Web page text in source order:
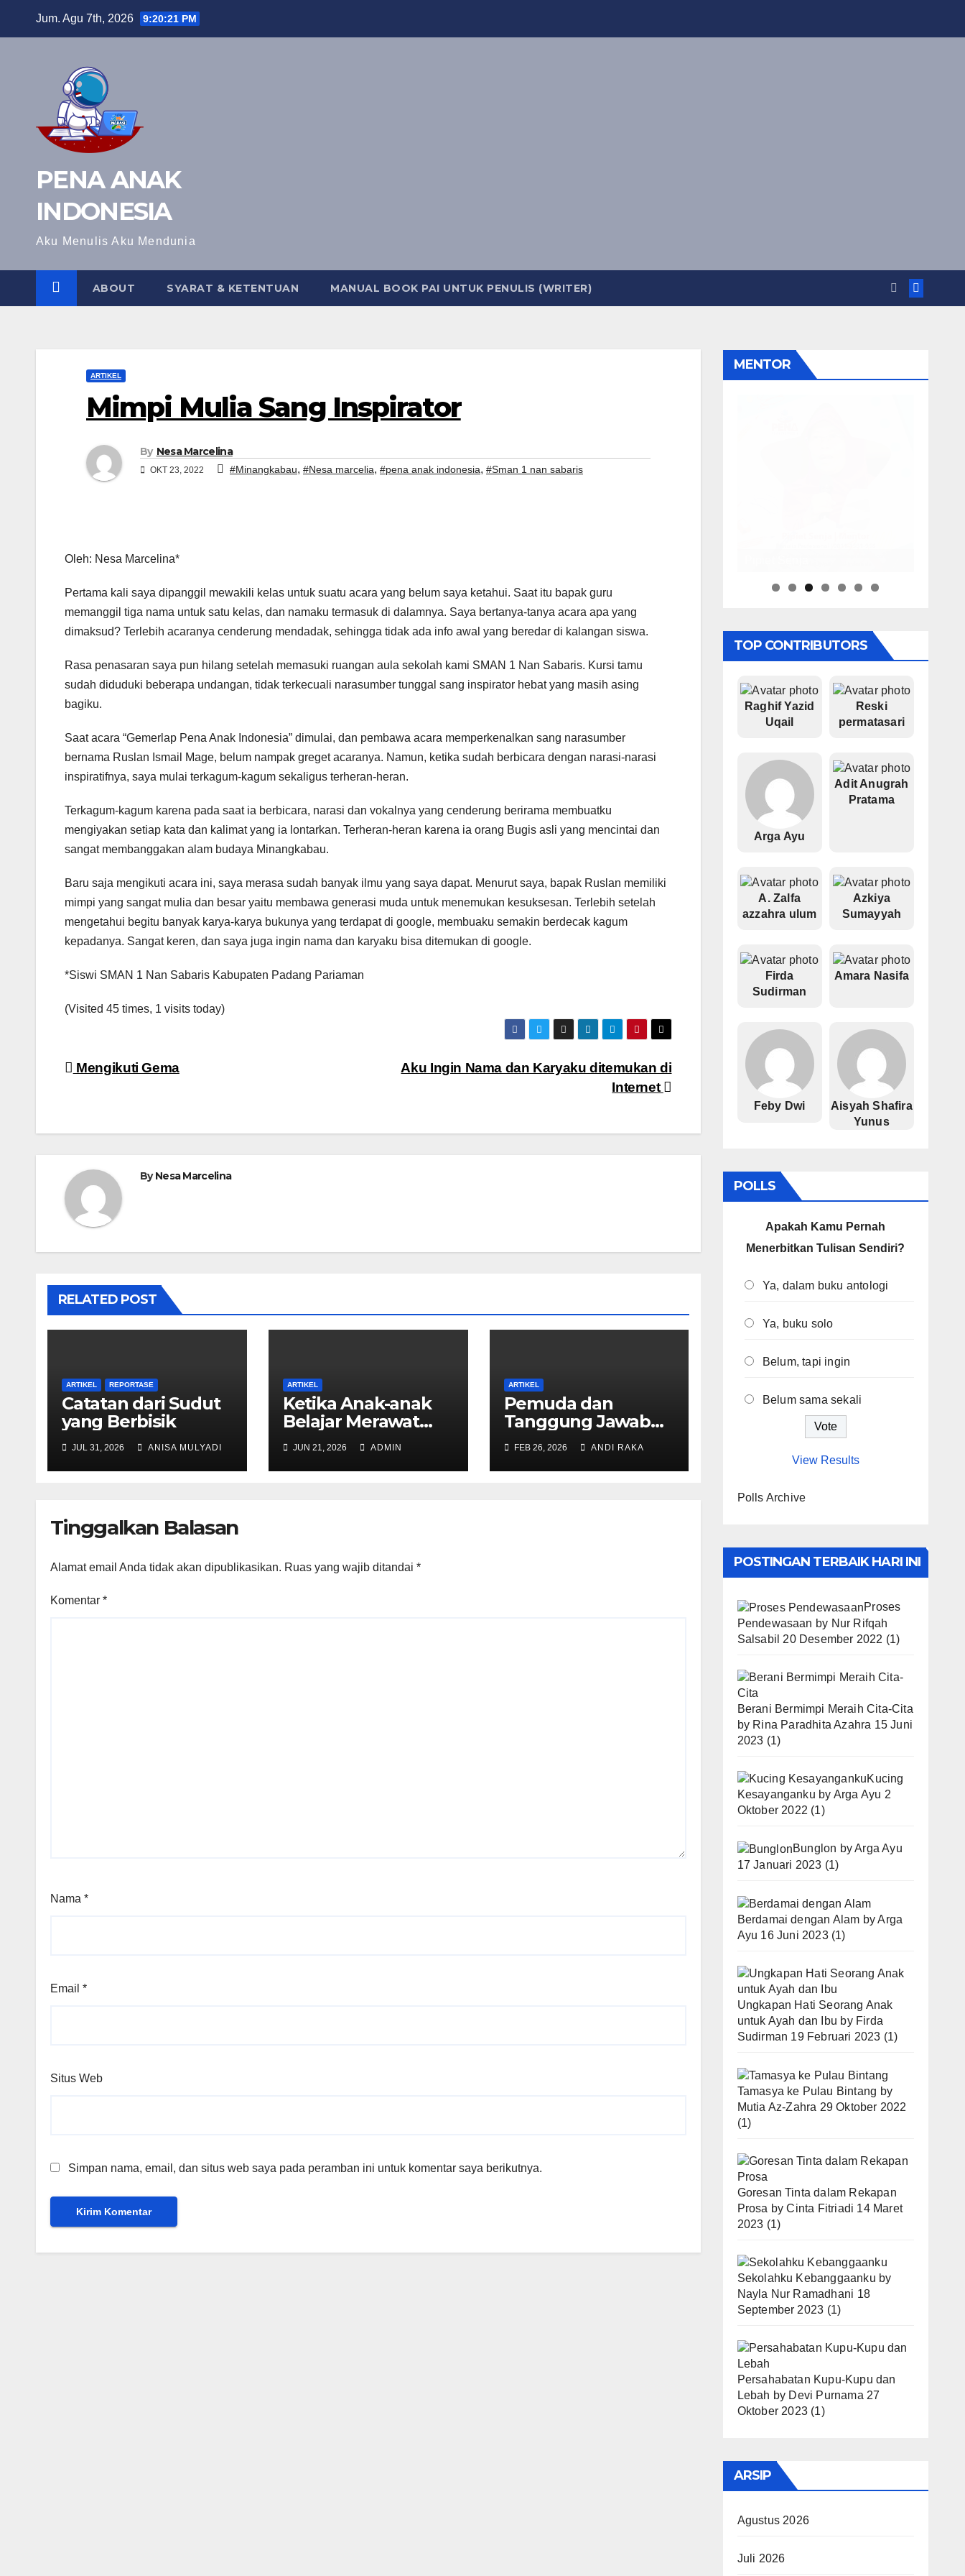
Jum. Agu 7th, 2026 9:20:22 PM
PENA ANAK
INDONESIA
Aku Menulis Aku Mendunia
ABOUT SYARAT & KETENTUAN MANUAL BOOK PAI UNTUK PENULIS (WRITER)
ARTIKEL
Mimpi Mulia Sang Inspirator
By Nesa Marcelina
OKT 23, 2022 #Minangkabau, #Nesa marcelia, #pena anak indonesia, #Sman 1 nan sabaris
Oleh: Nesa Marcelina*
Pertama kali saya dipanggil mewakili kelas untuk suatu acara yang belum saya ketahui. Saat itu bapak guru
memanggil tiga nama untuk satu kelas, dan namaku termasuk di dalamnya. Saya bertanya-tanya acara apa yang
dimaksud? Terlebih acaranya cenderung mendadak, sehingga tidak ada info awal yang beredar di kalangan siswa.
Rasa penasaran saya pun hilang setelah memasuki ruangan aula sekolah kami SMAN 1 Nan Sabaris. Kursi tamu
sudah diduduki beberapa undangan, tidak terkecuali narasumber tunggal sang inspirator hebat yang masih asing
bagiku.
Saat acara “Gemerlap Pena Anak Indonesia” dimulai, dan pembawa acara memperkenalkan sang narasumber
bernama Ruslan Ismail Mage, belum nampak greget acaranya. Namun, ketika sudah berbicara dengan narasi-narasi
inspiratifnya, saya mulai terkagum-kagum sekaligus terheran-heran.
Terkagum-kagum karena pada saat ia berbicara, narasi dan vokalnya yang cenderung berirama membuatku
mengiyakan setiap kata dan kalimat yang ia lontarkan. Terheran-heran karena ia orang Bugis asli yang mencintai dan
sangat membanggakan alam budaya Minangkabau.
Baru saja mengikuti acara ini, saya merasa sudah banyak ilmu yang saya dapat. Menurut saya, bapak Ruslan memiliki
mimpi yang sangat mulia dan besar yaitu membawa generasi muda untuk menemukan kesuksesan. Terlebih setelah
mengetahui begitu banyak karya-karya bukunya yang terdapat di google, membuaku semakin berdecak kagum
kepadanya. Sangat keren, dan saya juga ingin nama dan karyaku bisa ditemukan di google.
*Siswi SMAN 1 Nan Sabaris Kabupaten Padang Pariaman
(Visited 45 times, 1 visits today)
Navigasi
Aku Ingin Nama dan Karyaku ditemukan di
Internet
Mengikuti Gema
ByNesa Marcelina
RELATED POST
ARTIKEL REPORTASE
Catatan dari Sudut
yang Berbisik
JUL 31, 2026 ANISA MULYADI
ARTIKEL
Ketika Anak-anak
Belajar Merawat
Dunia dengan Kata
JUN 21, 2026 ADMIN
ARTIKEL
Pemuda dan
Tanggung Jawab
Melestarikan
Budaya Ammatoa
Kajang di Era
FEB 26, 2026 ANDI RAKA
Tinggalkan Balasan
Alamat email Anda tidak akan dipublikasikan. Ruas yang wajib ditandai *
Komentar *
Nama *
Email *
Situs Web
Simpan nama, email, dan situs web saya pada peramban ini untuk komentar saya berikutnya.
MENTOR
TOP CONTRIBUTORS
Raghif Yazid
Uqail
Reski
permatasari
Arga Ayu
Adit Anugrah
Pratama
A. Zalfa
azzahra ulum
Azkiya
Sumayyah
Firda
Sudirman
Amara Nasifa
Feby Dwi
Aisyah Shafira
Yunus
POLLS
Apakah Kamu Pernah
Menerbitkan Tulisan Sendiri?
Ya, dalam buku antologi
Ya, buku solo
Belum, tapi ingin
Belum sama sekali
View Results
Polls Archive
POSTINGAN TERBAIK HARI INI
Proses
Pendewasaan by Nur Rifqah
Salsabil 20 Desember 2022 (1)
Berani Bermimpi Meraih Cita-Cita
by Rina Paradhita Azahra 15 Juni
2023 (1)
Kucing
Kesayanganku by Arga Ayu 2
Oktober 2022 (1)
Bunglon byArga Ayu
17 Januari 2023 (1)
Berdamai dengan Alam byArga
Ayu 16 Juni 2023 (1)
Ungkapan Hati Seorang Anak
untuk Ayah dan Ibu by Firda
Sudirman 19 Februari 2023 (1)
Tamasya ke Pulau Bintang by
Mutia Az-Zahra 29 Oktober 2022
(1)
Goresan Tinta dalam Rekapan
Prosa byCinta Fitriadi 14 Maret
2023 (1)
Sekolahku Kebanggaanku by
Nayla Nur Ramadhani 18
September 2023 (1)
Persahabatan Kupu-Kupu dan
Lebah by Devi Purnama 27
Oktober 2023 (1)
ARSIP
Agustus 2026
Juli 2026